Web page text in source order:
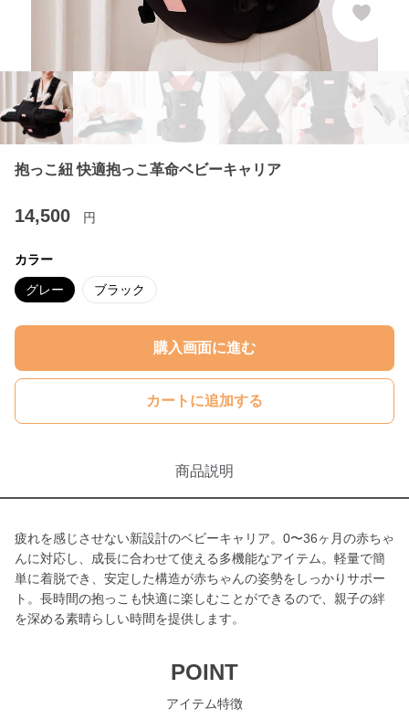
抱っこ紐 快適抱っこ革命ベビーキャリア
14,500 円
カラー
グレー ブラック
購入画面に進む
カートに追加する
商品説明
疲れを感じさせない新設計のベビーキャリア。0〜36ヶ月の赤ちゃ
んに対応し、成長に合わせて使える多機能なアイテム。軽量で簡
単に着脱でき、安定した構造が赤ちゃんの姿勢をしっかりサポー
ト。長時間の抱っこも快適に楽しむことができるので、親子の絆
を深める素晴らしい時間を提供します。
POINT
アイテム特徴